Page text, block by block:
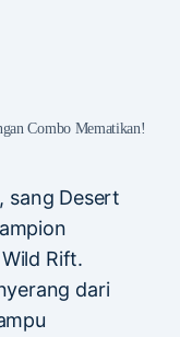
Combo Mematikan!
sang Desert
Rift.
dari